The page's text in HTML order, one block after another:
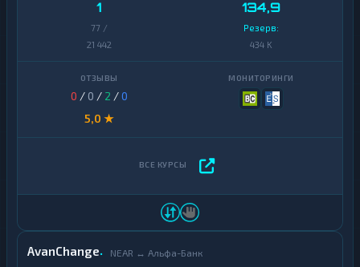
1
77 /
21 442
134,9
Резерв:
434 K
0 / 0 / 2 /0
5,0 ★
AvanChange NEAR ↔ Альфа-Банк